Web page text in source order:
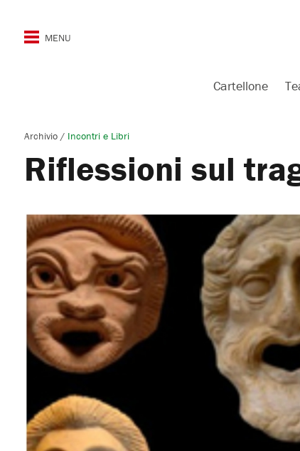
Cartellone
Archivio / Incontri e Libri
Riflessioni sul